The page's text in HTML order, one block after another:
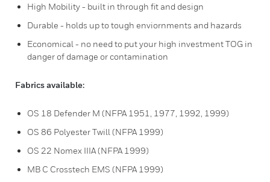
High Mobility - built in through fit and design
Durable - holds up to tough enviornments and hazards
Economical - no need to put your high investment TOG in
danger of damage or contamination
Fabrics available:
OS 18 Defender M (NFPA 1951, 1977, 1992, 1999)
OS 86 Polyester Twill (NFPA 1999)
OS 22 Nomex IIIA (NFPA 1999)
MB C Crosstech EMS (NFPA 1999)